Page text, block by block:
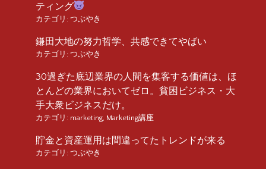
ティング
カテゴリ: つぶやき
鎌田大地の努力哲学、共感できてやばい
カテゴリ: つぶやき
30過ぎた底辺業界の人間を集客する価値は、ほ
とんどの業界においてゼロ。貧困ビジネス・大
手大衆ビジネスだけ。
カテゴリ: marketing Marketing講座
貯金と資産運用は間違ってたトレンドが来る
カテゴリ: つぶやき